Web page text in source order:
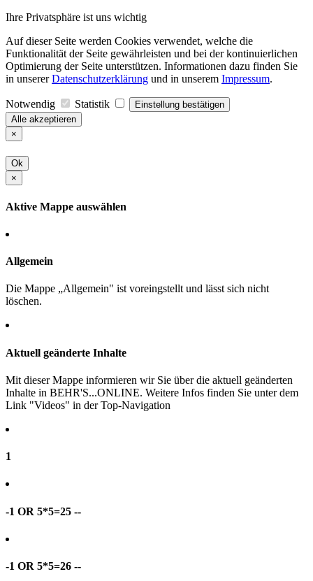
Ihre Privatsphäre ist uns wichtig
Auf dieser Seite werden Cookies verwendet, welche die
Funktionalität der Seite gewährleisten und bei der kontinuierlichen
Optimierung der Seite unterstützen. Informationen dazu finden Sie
in unsererDatenschutzerklärung und in unserem Impressum.
Notwendig Statistik
Einstellung bestätigen
Alle akzeptieren
×
Ok
×
Aktive Mappe auswählen
Allgemein
Die Mappe „Allgemein" ist voreingstellt und lässt sich nicht
löschen.
Aktuell geänderte Inhalte
Mit dieser Mappe informieren wir Sie über die aktuell geänderten
Inhalte in BEHR'S...ONLINE. Weitere Infos finden Sie unter dem
Link "Videos" in der Top-Navigation
1
-1 OR 5*5=25 --
-1 OR 5*5=26 --